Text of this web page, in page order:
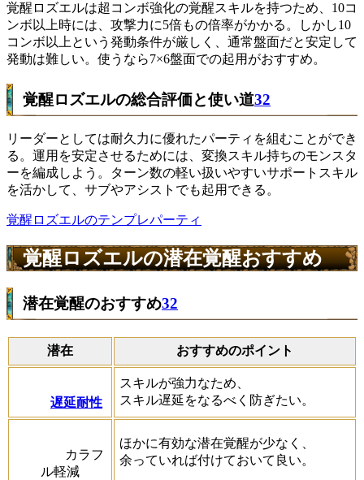
覚醒ロズエルは超コンボ強化の覚醒スキルを持つため、10コ
ンボ以上時には、攻撃力に5倍もの倍率がかかる。しかし10
コンボ以上という発動条件が厳しく、通常盤面だと安定して
発動は難しい。使うなら7×6盤面での起用がおすすめ。
覚醒ロズエルの総合評価と使い道32
リーダーとしては耐久力に優れたパーティを組むことができ
る。運用を安定させるためには、変換スキル持ちのモンスタ
ーを編成しよう。ターン数の軽い扱いやすいサポートスキル
を活かして、サブやアシストでも起用できる。
覚醒ロズエルのテンプレパーティ
覚醒ロズエルの潜在覚醒おすすめ
潜在覚醒のおすすめ32
潜在 おすすめのポイント
遅延耐性
スキルが強力なため、
スキル遅延をなるべく防ぎたい。
カラフ
ル軽減
ほかに有効な潜在覚醒が少なく、
余っていれば付けておいて良い。